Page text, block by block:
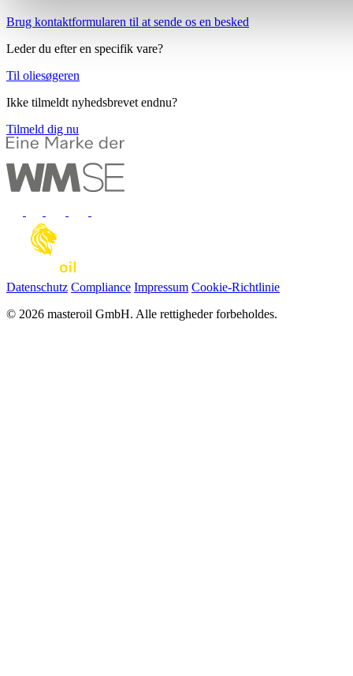
Brug kontaktformularen til at sende os en besked
Leder du efter en specifik vare?
Til oliesøgeren
Ikke tilmeldt nyhedsbrevet endnu?
Tilmeld dig nu
Datenschutz Compliance Impressum Cookie-Richtlinie
© 2026 masteroil GmbH. Alle rettigheder forbeholdes.